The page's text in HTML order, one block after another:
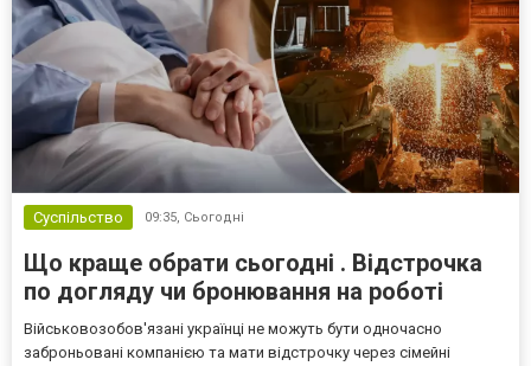
Суспільство 09:35, Сьогодні
Що краще обрати сьогодні . Відстрочка
по догляду чи бронювання на роботі
Військовозобов'язані українці не можуть бути одночасно
заброньовані компанією та мати відстрочку через сімейні